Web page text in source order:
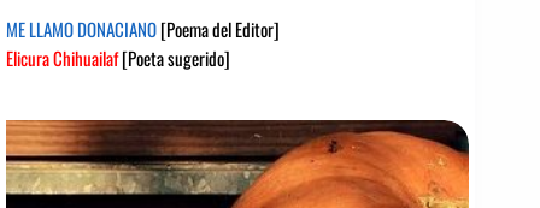
ME LLAMO DONACIANO[Poema del Editor]
Elicura Chihuailaf[Poeta sugerido]